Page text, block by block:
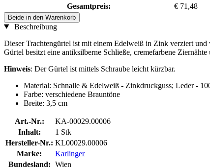
Gesamtpreis:
€ 71,48
Beide in den Warenkorb
Beschreibung
Dieser Trachtengürtel ist mit einem Edelweiß in Zink verziert
Gürtel besitzt eine antiksilberne Schließe, cremefarbene Ziernähte
Hinweis: Der Gürtel ist mittels Schraube leicht kürzbar.
Material: Schnalle & Edelweiß - Zinkdruckguss; Leder -
Farbe: verschiedene Brauntöne
Breite: 3,5 cm
Art.-Nr.:
KA-00029.00006
Inhalt:
1 Stk
Hersteller-Nr.: KL00029.00006
Marke:
Karlinger
Bundesland: Wien